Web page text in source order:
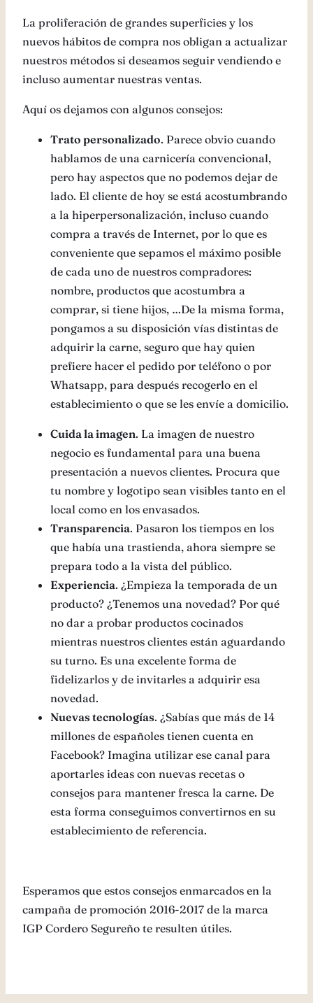
La proliferación de grandes superficies y los
nuevos hábitos de compra nos obligan a actualizar
nuestros métodos si deseamos seguir vendiendo e
incluso aumentar nuestras ventas.
Aquí os dejamos con algunos consejos:
Trato personalizado. Parece obvio cuando
hablamos de una carnicería convencional,
pero hay aspectos que no podemos dejar de
lado. El cliente de hoy se está acostumbrando
a la hiperpersonalización, incluso cuando
compra a través de Internet, por lo que es
conveniente que sepamos el máximo posible
de cada uno de nuestros compradores:
nombre, productos que acostumbra a
comprar, si tiene hijos, …De la misma forma,
pongamos a su disposición vías distintas de
adquirir la carne, seguro que hay quien
prefiere hacer el pedido por teléfono o por
Whatsapp, para después recogerlo en el
establecimiento o que se les envíe a domicilio.
Cuida la imagen. La imagen de nuestro
negocio es fundamental para una buena
presentación a nuevos clientes. Procura que
tu nombre y logotipo sean visibles tanto en el
local como en los envasados.
Transparencia. Pasaron los tiempos en los
que había una trastienda, ahora siempre se
prepara todo a la vista del público.
Experiencia. ¿Empieza la temporada de un
producto? ¿Tenemos una novedad? Por qué
no dar a probar productos cocinados
mientras nuestros clientes están aguardando
su turno. Es una excelente forma de
fidelizarlos y de invitarles a adquirir esa
novedad.
Nuevas tecnologías. ¿Sabías que más de 14
millones de españoles tienen cuenta en
Facebook? Imagina utilizar ese canal para
aportarles ideas con nuevas recetas o
consejos para mantener fresca la carne. De
esta forma conseguimos convertirnos en su
establecimiento de referencia.
Esperamos que estos consejos enmarcados en la
campaña de promoción 2016-2017 de la marca
IGP Cordero Segureño te resulten útiles.